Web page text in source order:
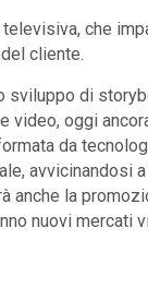
che
cliente.
di
oggi
da
avvicinandosi
anche la
nuovi mercati